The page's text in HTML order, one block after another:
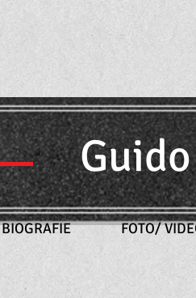
BIOGRAFIE FOTO/